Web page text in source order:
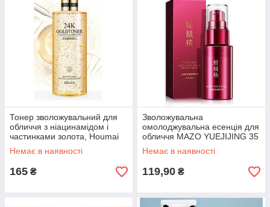
Тонер зволожувальний для
обличчя з ніацинамідом і
частинками золота, Houmai
24K, 300 мл
Немає в наявності
165 ₴
Зволожувальна
омолоджувальна есенція для
обличчя MAZO YUEJIJING 35
мл
Немає в наявності
119,90 ₴